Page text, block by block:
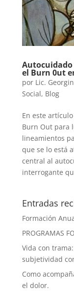
Autocuidado
el Burn 0ut
por Lic.
Social, Blog
En este
Burn Out para
lineamientos
que se lo está
central al
interrogante
Entradas
Formación
PROGRAMAS
Vida con
subjetividad
Como
el dolor.